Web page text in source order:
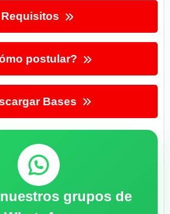
Requisitos
postular?
Bases
grupos de